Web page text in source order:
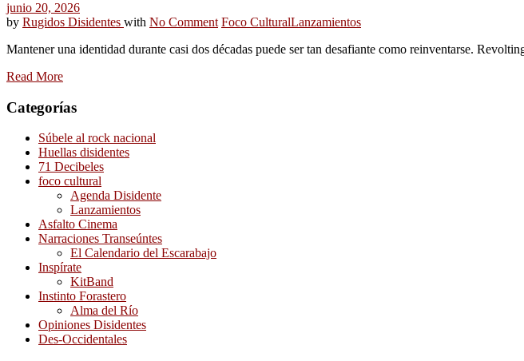
junio 20, 2026
by Rugidos Disidentes with No Comment Foco CulturalLanzamientos
Mantener una identidad durante casi dos décadas puede ser tan desafiante como reinventarse.
Read More
Categorías
Súbele al rock nacional
Huellas disidentes
71 Decibeles
foco cultural
Agenda Disidente
Lanzamientos
Asfalto Cinema
Narraciones Transeúntes
El Calendario del Escarabajo
Inspírate
KitBand
Instinto Forastero
Alma del Río
Opiniones Disidentes
Des-Occidentales